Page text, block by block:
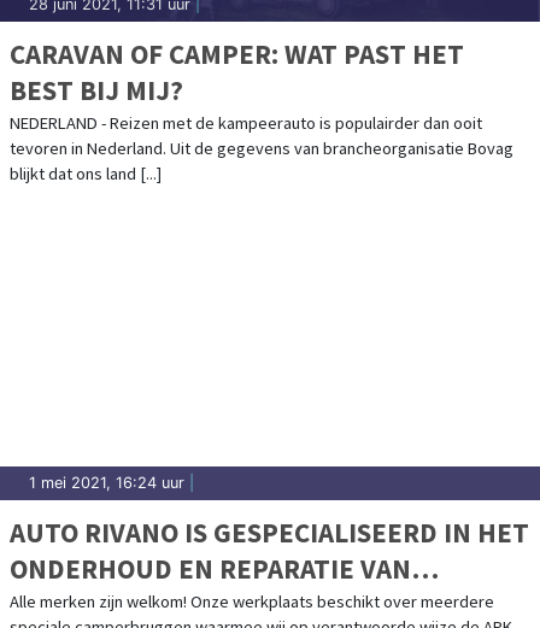
28 juni 2021, 11:31 uur
CARAVAN OF CAMPER: WAT PAST HET
BEST BIJ MIJ?
NEDERLAND - Reizen met de kampeerauto is populairder dan ooit
tevoren in Nederland. Uit de gegevens van brancheorganisatie Bovag
blijkt dat ons land [...]
1 mei 2021, 16:24 uur
AUTO RIVANO IS GESPECIALISEERD IN HET
ONDERHOUD EN REPARATIE VAN
CAMPERS
Alle merken zijn welkom! Onze werkplaats beschikt over meerdere